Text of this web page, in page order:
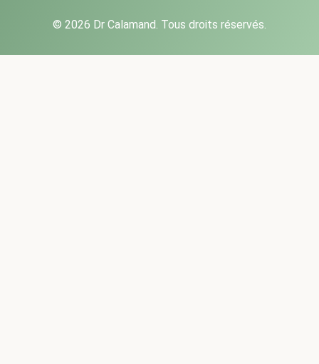
© 2026 Dr Calamand. Tous droits réservés.